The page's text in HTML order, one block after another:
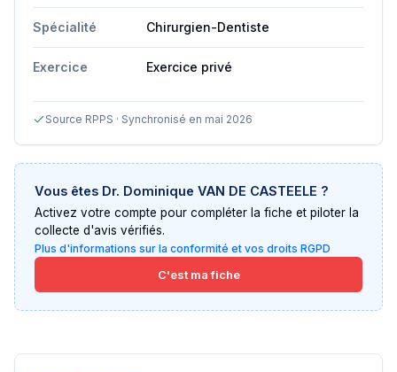
Spécialité Chirurgien-Dentiste
Exercice Exercice privé
Source RPPS · Synchronisé en mai 2026
Vous êtes Dr. Dominique VAN DE CASTEELE ?
Activez votre compte pour compléter la fiche et piloter la
collecte d'avis vérifiés.
Plus d'informations sur la conformité et vos droits RGPD
C'est ma fiche